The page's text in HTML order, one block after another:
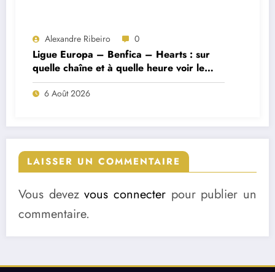
Alexandre Ribeiro 0
Ligue Europa – Benfica – Hearts : sur
quelle chaîne et à quelle heure voir le
match ?
6 Août 2026
LAISSER UN COMMENTAIRE
Vous devezvous connecter pour publier un
commentaire.